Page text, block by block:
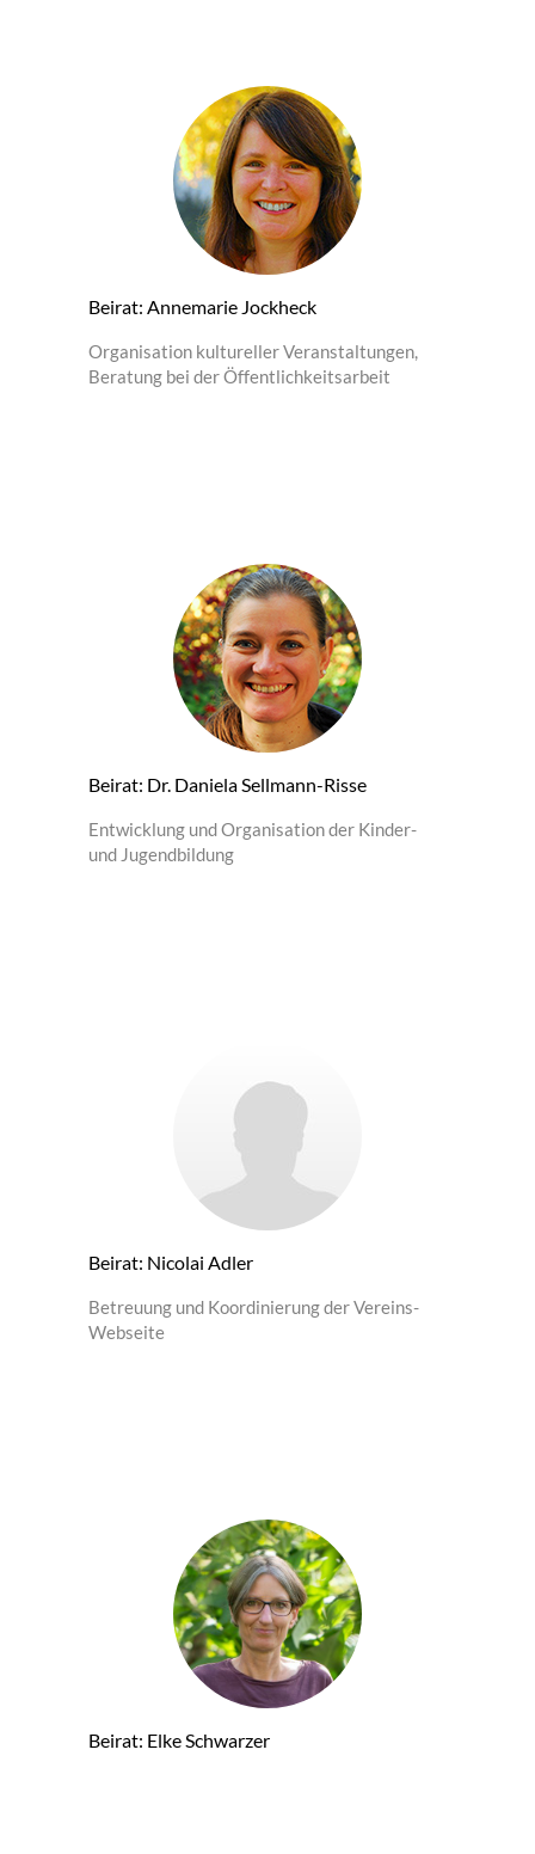
Beirat: Annemarie Jockheck
Organisation kultureller Veranstaltungen,
Beratung bei der Öffentlichkeitsarbeit
Beirat: Dr. Daniela Sellmann-Risse
Entwicklung und Organisation der Kinder-
und Jugendbildung
Beirat: Nicolai Adler
Betreuung und Koordinierung der Vereins-
Webseite
Beirat: Elke Schwarzer